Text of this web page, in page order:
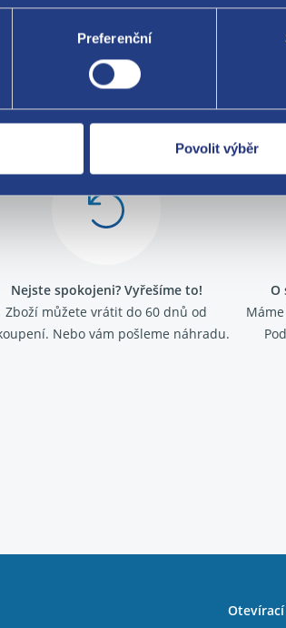
Preferenční
Povolit výběr
Nejste spokojeni? Vyřešíme to!
Zboží můžete vrátit do 60 dnů od
Nebo vám pošleme náhradu.
O